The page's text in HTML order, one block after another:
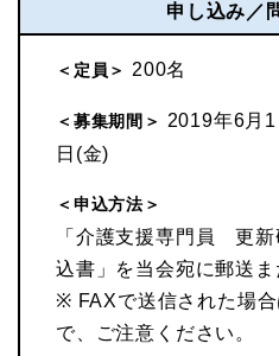
申し込み／
＜定員＞ 200名
＜募集期間＞
2019年6月
日(金)
＜申込方法＞
「介護支援専門員 更新
込書」を当会宛に郵送ま
※ FAXで送信された場
で、ご注意ください。